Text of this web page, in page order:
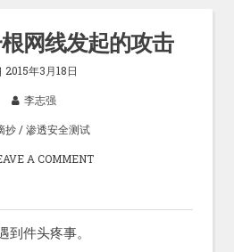
根网线发起的攻击
2015年3月18日
李志强
抄/渗透安全测试
A COMMENT
件头疼事。